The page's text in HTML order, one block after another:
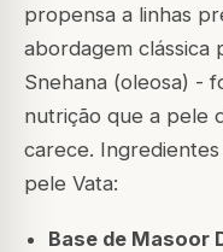
propensa a linhas
abordagem clássica
Snehana (oleosa) -
nutrição que a pele
carece.
pele Vata:
Base de Masoor